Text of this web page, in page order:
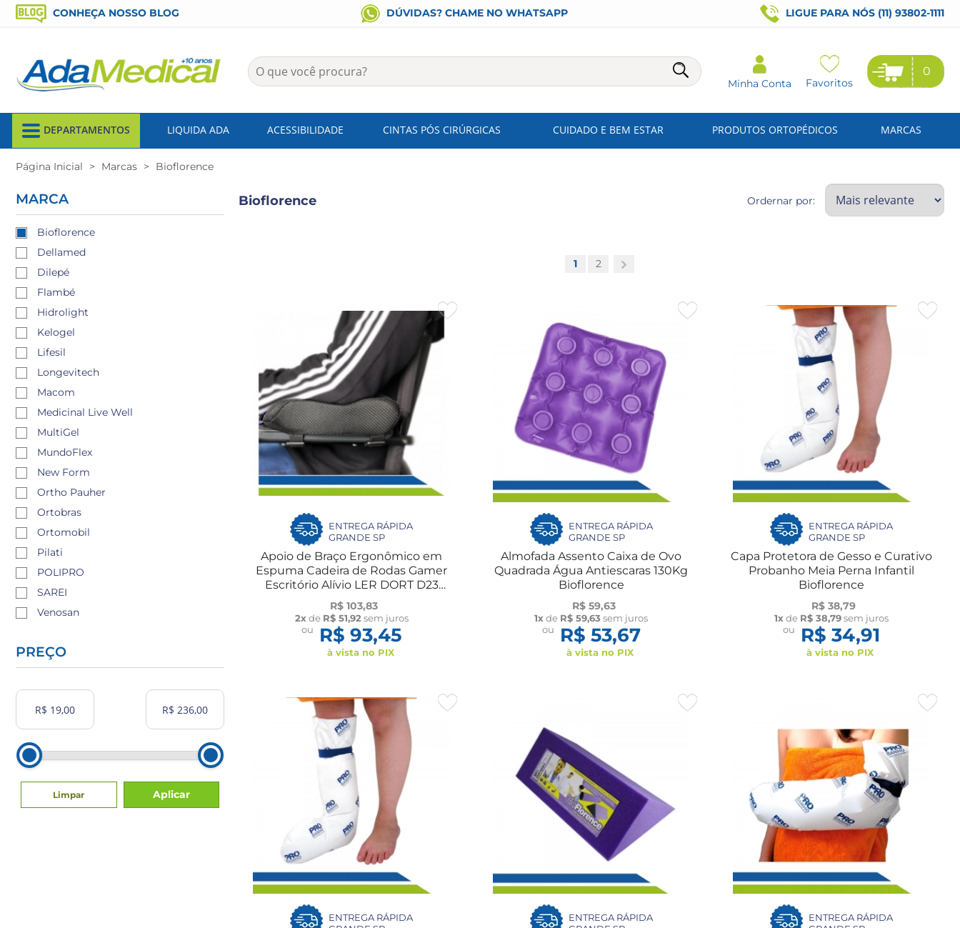
CONHEÇA NOSSO BLOG DÚVIDAS? CHAME NO WHATSAPP LIGUE PARA NÓS (11) 93802-1111
Minha Conta Favoritos
0
DEPARTAMENTOS LIQUIDA ADA ACESSIBILIDADE CINTAS PÓS CIRÚRGICAS CUIDADO E BEM ESTAR PRODUTOS ORTOPÉDICOS MARCAS
Página Inicial Marcas Bioflorence
MARCA
Bioflorence
Dellamed
Dilepé
Flambé
Hidrolight
Kelogel
Lifesil
Longevitech
Macom
Medicinal Live Well
MultiGel
MundoFlex
New Form
Ortho Pauher
Ortobras
Ortomobil
Pilati
POLIPRO
SAREI
Venosan
PREÇO
Limpar Aplicar
Bioflorence Ordernar por:
1 2
ENTREGA RÁPIDA
GRANDE SP
Apoio de Braço Ergonômico em
Espuma Cadeira de Rodas Gamer
Escritório Alívio LER DORT D23
Bioflorence
R$ 103,83
2xde R$ 51,92sem juros
ou
R$ 93,45
à vista no PIX
ENTREGA RÁPIDA
GRANDE SP
Almofada Assento Caixa de Ovo
Quadrada Água Antiescaras 130Kg
Bioflorence
R$ 59,63
1xde R$ 59,63 sem juros
ou
R$ 53,67
à vista no PIX
ENTREGA RÁPIDA
GRANDE SP
Capa Protetora de Gesso e Curativo
Probanho Meia Perna Infantil
Bioflorence
R$ 38,79
1xde R$ 38,79sem juros
ou
R$ 34,91
à vista no PIX
ENTREGA RÁPIDA
ENTREGA RÁPIDA
ENTREGA RÁPIDA